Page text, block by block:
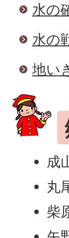
水の
水の
地い
成
丸
柴